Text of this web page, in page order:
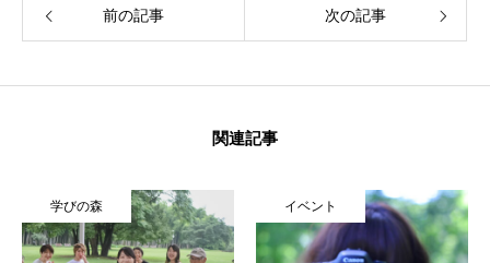
前の記事 次の記事
関連記事
学びの森 イベント